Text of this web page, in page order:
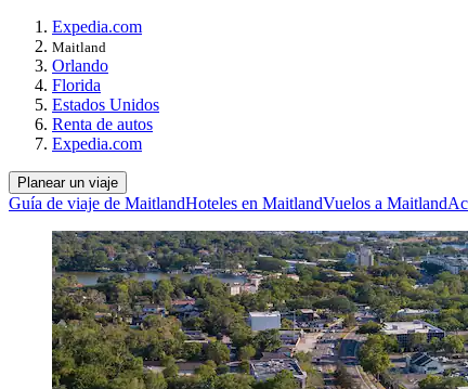
Expedia.com
Maitland
Orlando
Florida
Estados Unidos
Renta de autos
Expedia.com
Planear un viaje
Guía de viaje de MaitlandHoteles en MaitlandVuelos a Maitland